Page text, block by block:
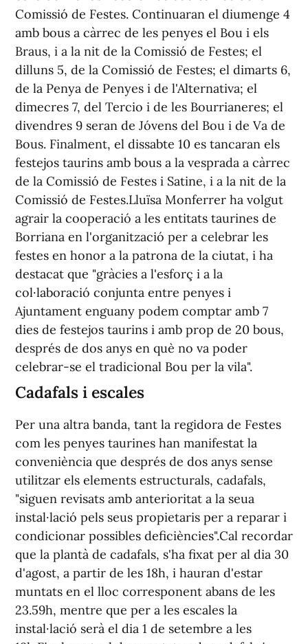
Comissió de Festes. Continuaran el diumenge 4
amb bous a càrrec de les penyes el Bou i els
Braus, i a la nit de la Comissió de Festes; el
dilluns 5, de la Comissió de Festes; el dimarts 6,
de la Penya de Penyes i de l'Alternativa; el
dimecres 7, del Tercio i de les Bourrianeres; el
divendres 9 seran de Jóvens del Bou i de Va de
Bous. Finalment, el dissabte 10 es tancaran els
festejos taurins amb bous a la vesprada a càrrec
de la Comissió de Festes i Satine, i a la nit de la
Comissió de Festes.Lluïsa Monferrer ha volgut
agrair la cooperació a les entitats taurines de
Borriana en l'organització per a celebrar les
festes en honor a la patrona de la ciutat, i ha
destacat que "gràcies a l'esforç i a la
col·laboració conjunta entre penyes i
Ajuntament enguany podem comptar amb 7
dies de festejos taurins i amb prop de 20 bous,
després de dos anys en què no va poder
celebrar-se el tradicional Bou per la vila".
Cadafals i escales
Per una altra banda, tant la regidora de Festes
com les penyes taurines han manifestat la
conveniència que després de dos anys sense
utilitzar els elements estructurals, cadafals,
"siguen revisats amb anterioritat a la seua
instal·lació pels seus propietaris per a reparar i
condicionar possibles deficiències".Cal recordar
que la plantà de cadafals, s'ha fixat per al dia 30
d'agost, a partir de les 18h, i hauran d'estar
muntats en el lloc corresponent abans de les
23.59h, mentre que per a les escales la
instal·lació serà el dia 1 de setembre a les